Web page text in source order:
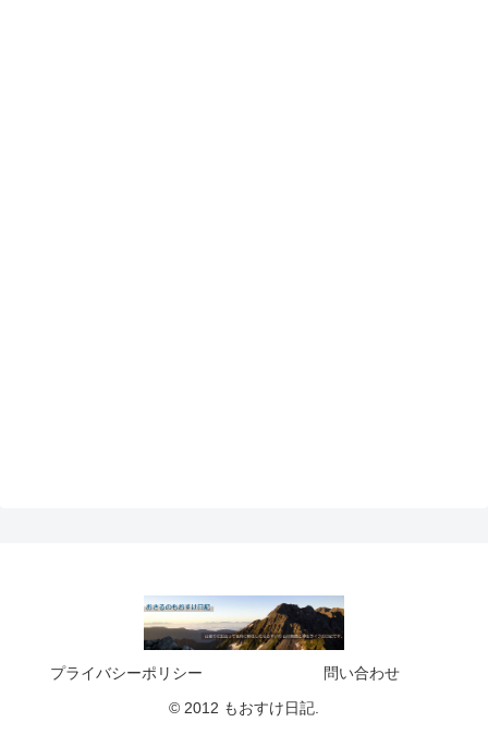
プライバシーポリシー
問い合わせ
© 2012 もおすけ日記.